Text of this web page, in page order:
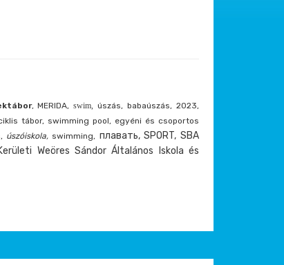
, MERIDA,swim,úszás, babaúszás, 2023,
tábor, swimming pool, egyéni és csoportos
úszóiskola,swimming, плавать, SPORT, SBA
Weöres Sándor Általános Iskola és